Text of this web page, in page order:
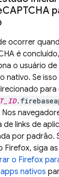
CAPTCHA
ocorrer
é
o usuário
nativo. Se
para
Nos
de links de
por padrão.
Firefox, siga
o Firefox
nativos